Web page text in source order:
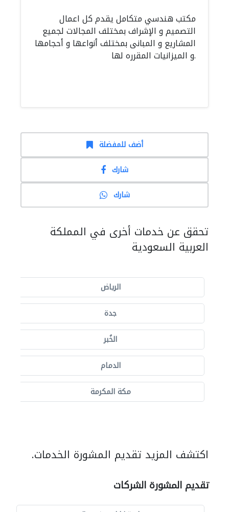
مكتب هندسي متكامل يقدم كل اعمال
التصميم و الإشراف بمختلف المجالات لجميع
المشاريع و المبانى بمختلف أنواعها و أحجامها
و الميزانيات المقرره لها.
أضف للمفضلة
شارك
شارك
تحقق عن خدمات أخرى في المملكة
العربية السعودية
الرياض
جدة
الخُبر
الدمام
مكة المكرمة
اكتشف المزيد تقديم المشورة الخدمات.
تقديم المشورة الشركات